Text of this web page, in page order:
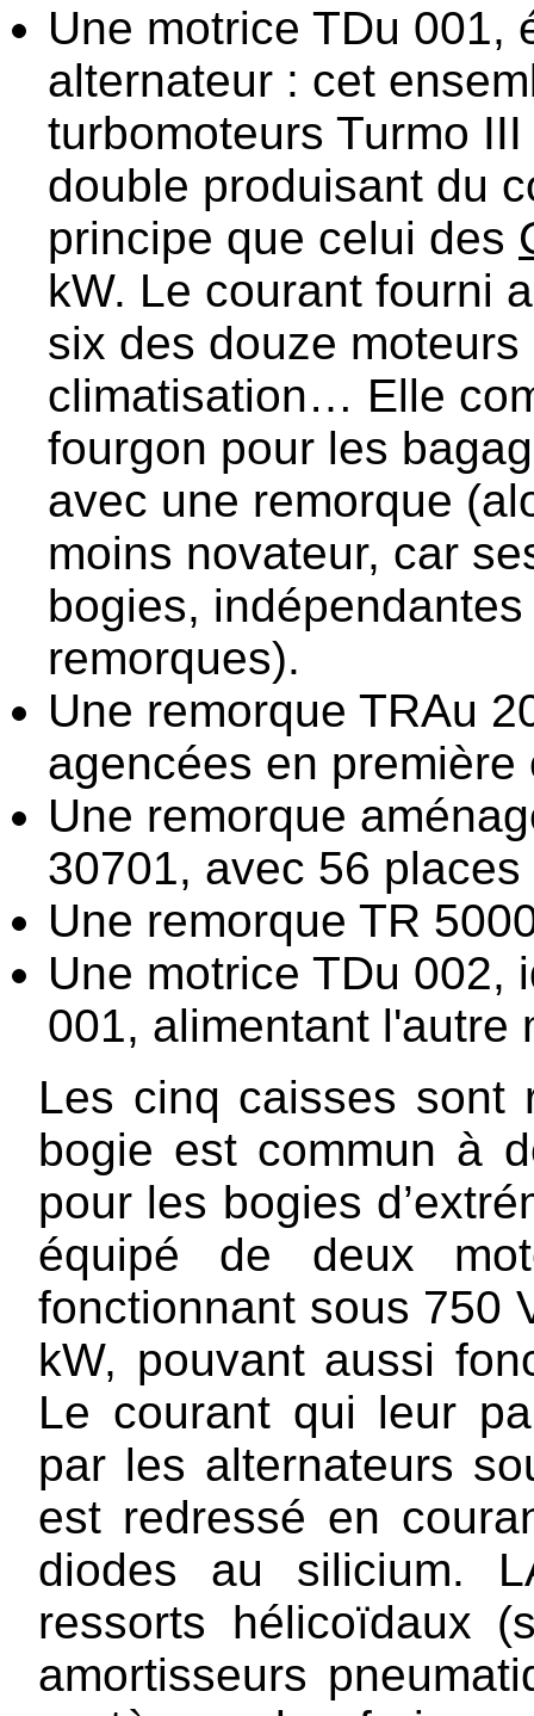
Une motrice TDu 001,
alternateur : cet
turbomoteurs Turmo
double produisant du
principe que celui des
kW. Le courant fourni
six des douze
climatisation… Elle
fourgon pour les
avec une remorque
moins novateur, car
bogies,
remorques).
Une remorque TRAu
agencées en
Une remorque
30701, avec 56
Une remorque TR
Une motrice TDu 002,
001, alimentant l'autre
Les cinq caisses sont
bogie est commun à
pour les bogies
équipé de deux
fonctionnant sous 750
kW, pouvant aussi
Le courant qui leur
par les alternateurs
est redressé en
diodes au silicium.
ressorts hélicoïdaux
amortisseurs